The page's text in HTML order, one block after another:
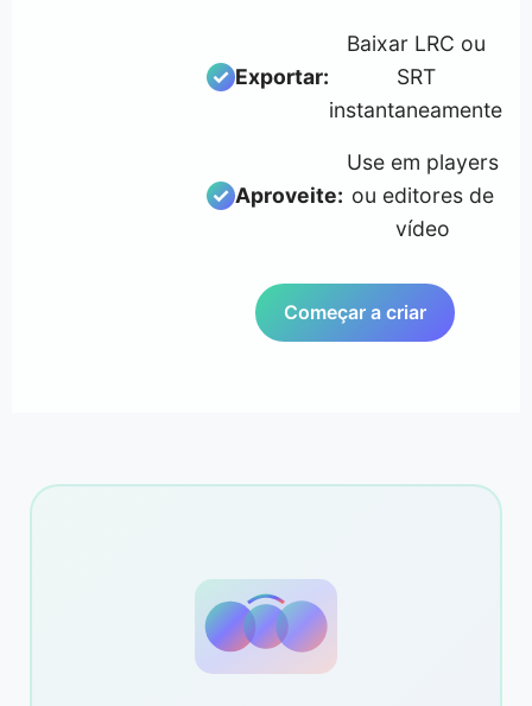
Exportar:
Baixar LRC ou
SRT
instantaneamente
Aproveite:
Use em players
ou editores de
vídeo
Começar a criar